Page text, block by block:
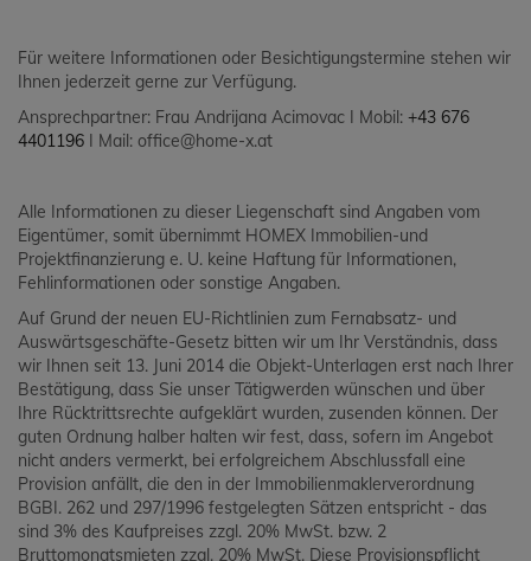
Für weitere Informationen oder Besichtigungstermine stehen wir
Ihnen jederzeit gerne zur Verfügung.
Ansprechpartner: Frau Andrijana Acimovac I Mobil: +43 676
4401196 I Mail: office@home-x.at
Alle Informationen zu dieser Liegenschaft sind Angaben vom
Eigentümer, somit übernimmt HOMEX Immobilien-und
Projektfinanzierung e. U. keine Haftung für Informationen,
Fehlinformationen oder sonstige Angaben.
Auf Grund der neuen EU-Richtlinien zum Fernabsatz- und
Auswärtsgeschäfte-Gesetz bitten wir um Ihr Verständnis, dass
wir Ihnen seit 13. Juni 2014 die Objekt-Unterlagen erst nach Ihrer
Bestätigung, dass Sie unser Tätigwerden wünschen und über
Ihre Rücktrittsrechte aufgeklärt wurden, zusenden können. Der
guten Ordnung halber halten wir fest, dass, sofern im Angebot
nicht anders vermerkt, bei erfolgreichem Abschlussfall eine
Provision anfällt, die den in der Immobilienmaklerverordnung
BGBI. 262 und 297/1996 festgelegten Sätzen entspricht - das
sind 3% des Kaufpreises zzgl. 20% MwSt. bzw. 2
Bruttomonatsmieten zzgl. 20% MwSt. Diese Provisionspflicht